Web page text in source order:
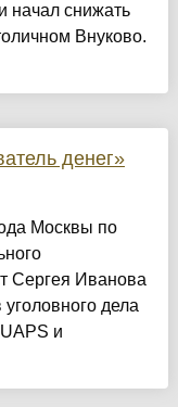
начал снижать
Внуково.
денег»
Москвы по
Сергея Иванова
дела
и